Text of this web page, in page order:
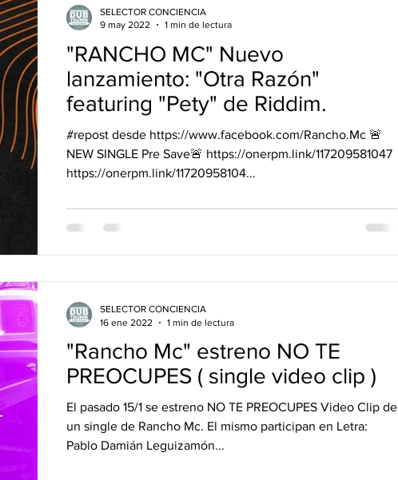
"RANCHO MC" Nuevo
lanzamiento: "Otra Razón"
featuring "Pety" de Riddim.
#repost desde https://www.facebook.com/Rancho.Mc 🚨
NEW SINGLE Pre Save🚨 https://onerpm.link/117209581047
https://onerpm.link/11720958104...
SELECTOR CONCIENCIA
9 may 2022
1 min de lectura
"Rancho Mc" estreno NO TE
PREOCUPES ( single video clip )
El pasado 15/1 se estreno NO TE PREOCUPES Video Clip de
un single de Rancho Mc. El mismo participan en Letra:
Pablo Damián Leguizamón...
SELECTOR CONCIENCIA
16 ene 2022
1 min de lectura